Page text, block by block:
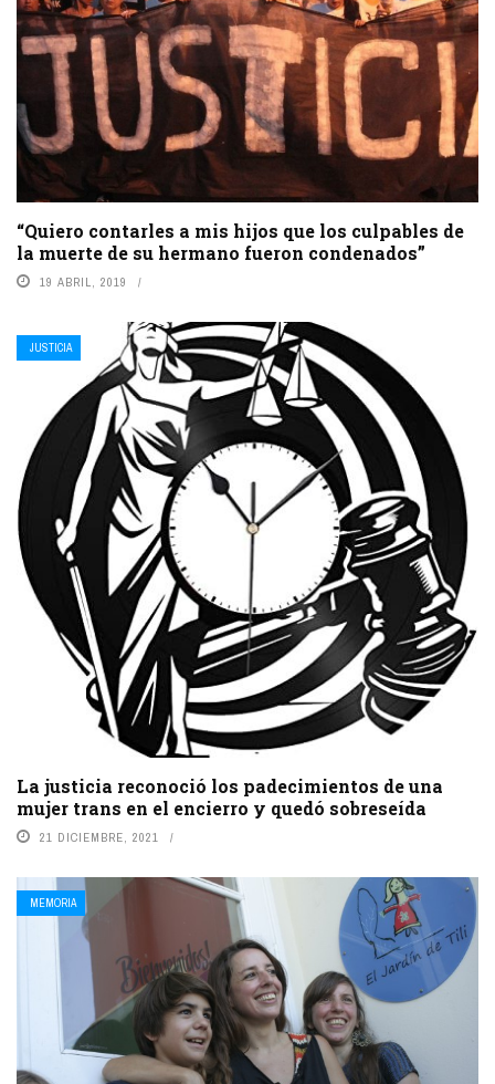
“Quiero contarles a mis hijos que los culpables de
la muerte de su hermano fueron condenados”
19 ABRIL, 2019
JUSTICIA
La justicia reconoció los padecimientos de una
mujer trans en el encierro y quedó sobreseída
21 DICIEMBRE, 2021
MEMORIA